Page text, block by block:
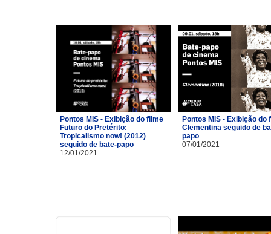
Pontos MIS - Exibição do filme
Futuro do Pretérito:
Tropicalismo now! (2012)
seguido de bate-papo
12/01/2021
Pontos MIS - Exibição do
Clementina seguido de
papo
07/01/2021